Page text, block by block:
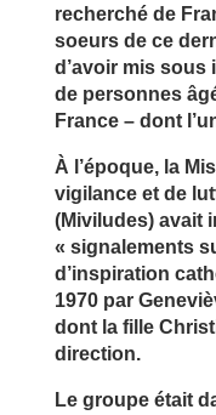
recherché de
soeurs de ce
d’avoir mis
de personnes
France – dont
À l’époque, la
vigilance et de
(Miviludes) avait
« signalements
d’inspiration
1970 par
dont la fille
direction.
Le groupe était